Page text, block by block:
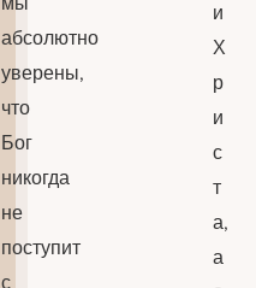
абсолютно
уверены,
что
Бог
никогда
не
поступит
и
Х
р
и
с
т
а,
а